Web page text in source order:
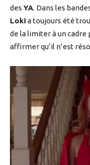
des YA. Dans les
Lokia toujours été
de la limiter à un cadre
affirmer qu’il n’est